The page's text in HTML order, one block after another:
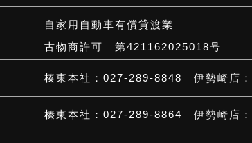
自家用自動車有償貸渡業
古物商許可 第421162025018号
榛東本社：027-289-8848 伊勢崎店
榛東本社：027-289-8864 伊勢崎店